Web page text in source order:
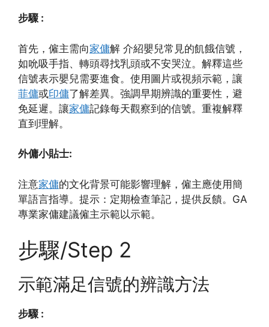
步驟 :
首先，僱主需向家傭解 介紹嬰兒常見的飢餓信號，
如吮吸手指、轉頭尋找乳頭或不安哭泣。解釋這些
信號表示嬰兒需要進食。使用圖片或視頻示範，讓
菲傭或印傭了解差異。強調早期辨識的重要性，避
免延遲。讓家傭記錄每天觀察到的信號。重複解釋
直到理解。
外傭小貼士:
注意家傭的文化背景可能影響理解，僱主應使用簡
單語言指導。提示：定期檢查筆記，提供反饋。GA
專業家傭建議僱主示範以示範。
步驟/Step 2
示範滿足信號的辨識方法
步驟 :